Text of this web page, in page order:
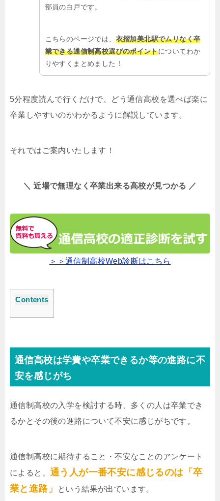
部員の白戸です。
こちらのページでは、 衣摺加美北駅でムリなく卒
業できる通信制高校選びのポイントについてわか
りやすくまとめました！
5分程度読んで行くだけで、どう通信高校を選べば楽に
卒業しやすいのかわかるように解説しています。
それではご案内いたします！
＼ 近場で無理なく卒業出来る高校が見つかる ／
＞＞通信制高校Web診断はこちら
Contents
通信高校は学費や卒業できるか等の進路に不
安を感じがち
通信制高校の入学を検討する時、多くの人は卒業でき
るかとその後の進路について不安に感じがちです。
通信制高校に期待すること・不安なことのアンケート
によると、 通う人が一番不安に感じるのは「卒
業と進路」
という結果が出ています。